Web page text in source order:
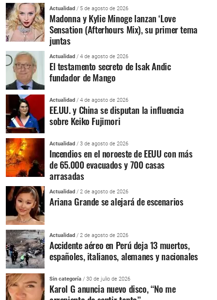
Actualidad / 5 de agosto de 2026
Madonna y Kylie Minoge lanzan ‘Love
Sensation (Afterhours Mix), su primer tema
juntas
Actualidad / 4 de agosto de 2026
El testamento secreto de Isak Andic
fundador de Mango
Actualidad / 4 de agosto de 2026
EE.UU. y China se disputan la influencia
sobre Keiko Fujimori
Actualidad / 3 de agosto de 2026
Incendios en el noroeste de EEUU con más
de 65.000 evacuados y 700 casas
arrasadas
Actualidad / 2 de agosto de 2026
Ariana Grande se alejará de escenarios
Actualidad / 2 de agosto de 2026
Accidente aéreo en Perú deja 13 muertos,
españoles, italianos, alemanes y nacionales
Sin categoría / 30 de julio de 2026
Karol G anuncia nuevo disco, “No me